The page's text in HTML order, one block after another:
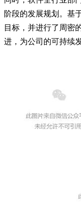
阶段的发展规划。基
目标，并进行了周密
进，为公司的可持续